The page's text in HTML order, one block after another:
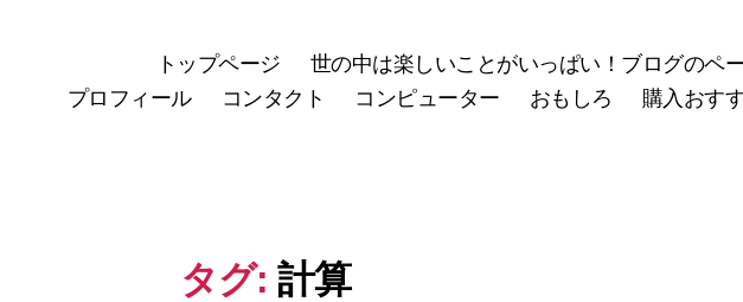
トップページ
世の中は楽しいことがいっぱい！ブログのペ
プロフィール
コンタクト コンピューター おもしろ 購入おす
タグ: 計算